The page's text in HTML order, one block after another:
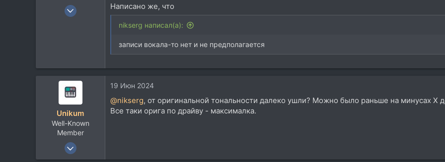
9 Янв 2012
Написано же, что
nikserg написал(а):
записи вокала-то нет и не предполагается
Unikum
Well-Known
Member
27 Авг 2018
19 Июн 2024
@nikserg, от оригинальной тональности далеко ушли? Можно было раньше на минусах X
Все таки орига по драйву - максималка.